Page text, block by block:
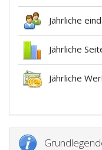
Jährliche
Jährliche
Jährliche